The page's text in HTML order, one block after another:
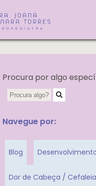
Lendo e
Procura por algo
Navegue por:
Blog
Dor de Cabeça /